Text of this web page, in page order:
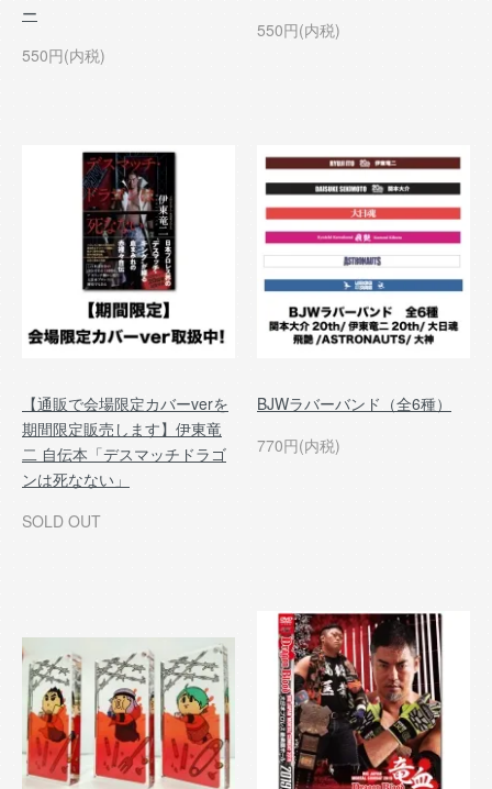
ー
550円(内税)
550円(内税)
【通販で会場限定カバーverを
期間限定販売します】伊東竜
二 自伝本「デスマッチドラゴ
ンは死なない」
SOLD OUT
BJWラバーバンド（全6種）
770円(内税)